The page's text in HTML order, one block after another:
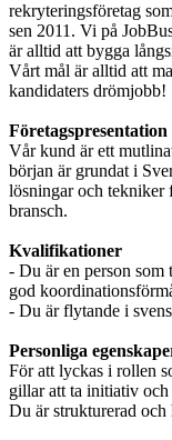
rekryteringsföretag
sen 2011. Vi på
är alltid att bygga
Vårt mål är alltid att
kandidaters drömjobb!
Företagspresentation
Vår kund är ett
början är grundat i
lösningar och tekniker
bransch.
Kvalifikationer
- Du är en person som
god
- Du är flytande i
Personliga
För att lyckas i rollen
gillar att ta initiativ och
Du är strukturerad och